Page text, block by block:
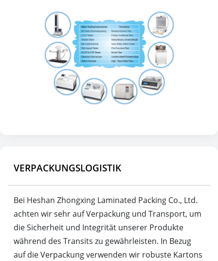
VERPACKUNGSLOGISTIK
Bei Heshan Zhongxing Laminated Packing Co., Ltd.
achten wir sehr auf Verpackung und Transport, um
die Sicherheit und Integrität unserer Produkte
während des Transits zu gewährleisten. In Bezug
auf die Verpackung verwenden wir robuste Kartons